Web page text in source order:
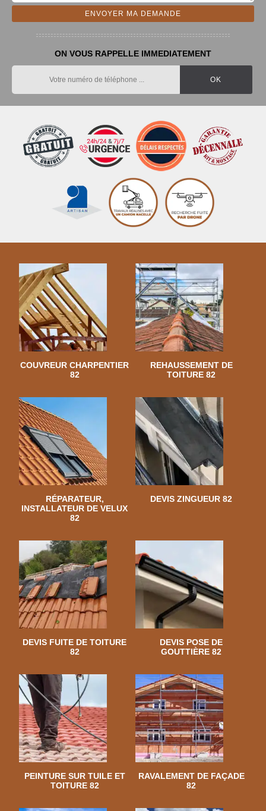
ON VOUS RAPPELLE IMMEDIATEMENT
COUVREUR CHARPENTIER
82
REHAUSSEMENT DE
TOITURE 82
RÉPARATEUR,
INSTALLATEUR DE VELUX
82
DEVIS ZINGUEUR 82
DEVIS FUITE DE TOITURE
82
DEVIS POSE DE
GOUTTIÈRE 82
PEINTURE SUR TUILE ET
TOITURE 82
RAVALEMENT DE FAÇADE
82